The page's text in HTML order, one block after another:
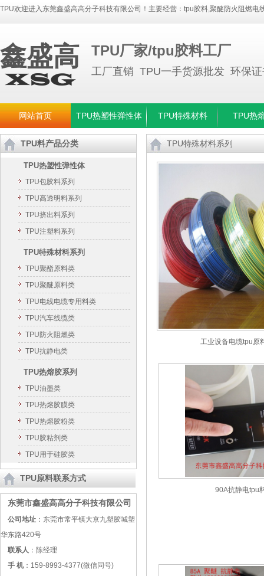
TPU欢迎进入东莞鑫盛高高分子科技有限公司！主要经营： tpu胶料,聚醚防火阻燃电
鑫盛高 TPU厂家/tpu胶料工厂
工厂直销 TPU一手货源批发 环保证
网站首页 TPU热塑性弹性体 TPU特殊材料 TPU热
TPU料产品分类
TPU热塑性弹性体
TPU包胶料系列
TPU高透明料系列
TPU挤出料系列
TPU注塑料系列
TPU特殊材料系列
TPU聚酯原料类
TPU聚醚原料类
TPU电线电缆专用料类
TPU汽车线缆类
TPU防火阻燃类
TPU抗静电类
TPU热熔胶系列
TPU油墨类
TPU热熔胶膜类
TPU热熔胶粉类
TPU胶粘剂类
TPU用于硅胶类
TPU原料联系方式
东莞市鑫盛高高分子科技有限公司
公司地址 ：东莞市常平镇大京九塑胶城塑
华东路420号
联系人 ：陈经理
手 机 ：159-8993-4377(微信同号)
TPU特殊材料系列
工业设备电缆tpu原
90A抗静电tpu